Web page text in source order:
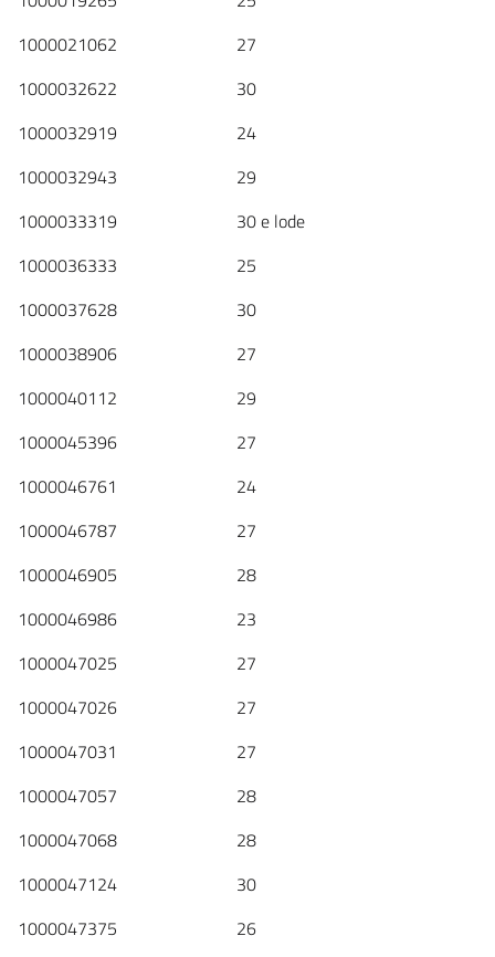
1000021062 27
1000032622 30
1000032919 24
1000032943 29
1000033319 30 e lode
1000036333 25
1000037628 30
1000038906 27
1000040112 29
1000045396 27
1000046761 24
1000046787 27
1000046905 28
1000046986 23
1000047025 27
1000047026 27
1000047031 27
1000047057 28
1000047068 28
1000047124 30
1000047375 26